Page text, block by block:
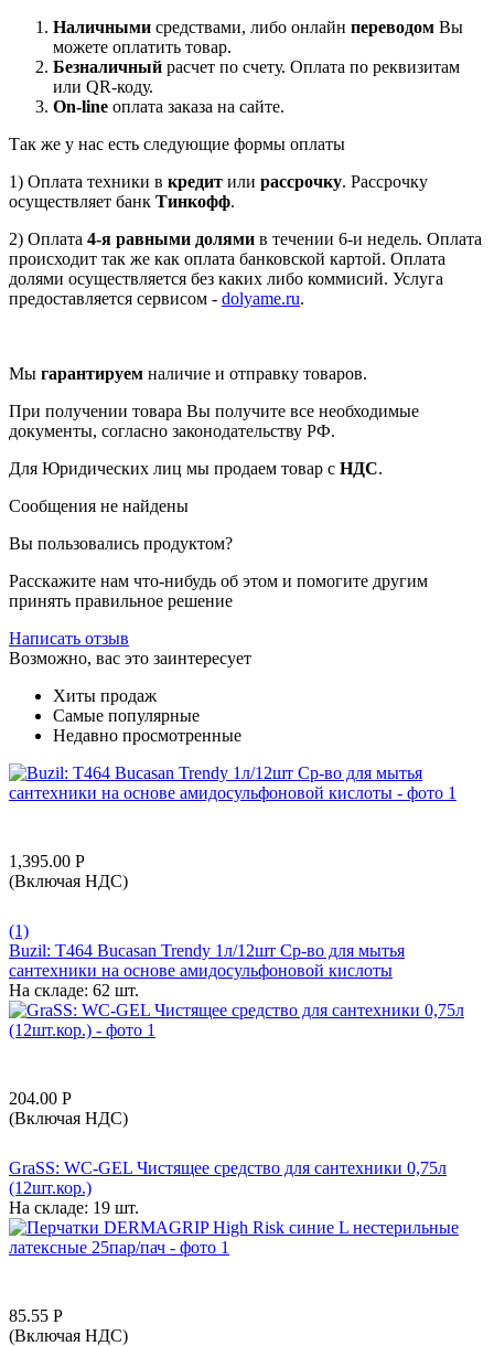
Наличными средствами, либо онлайн переводом Вы
можете оплатить товар.
Безналичный расчет по счету. Оплата по реквизитам
или QR-коду.
On-line оплата заказа на сайте.
Так же у нас есть следующие формы оплаты
1) Оплата техники в кредит или рассрочку. Рассрочку
осуществляет банк Тинкофф.
2) Оплата 4-я равными долями в течении 6-и недель. Оплата
происходит так же как оплата банковской картой. Оплата
долями осуществляется без каких либо коммисий. Услуга
предоставляется сервисом - dolyame.ru.
Мы гарантируем наличие и отправку товаров.
При получении товара Вы получите все необходимые
документы, согласно законодательству РФ.
Для Юридических лиц мы продаем товар с НДС.
Сообщения не найдены
Вы пользовались продуктом?
Расскажите нам что-нибудь об этом и помогите другим
принять правильное решение
Написать отзыв
Возможно, вас это заинтересует
Хиты продаж
Самые популярные
Недавно просмотренные
1,395.00 Р
(Включая НДС)
(1)
Buzil: T464 Bucasan Trendy 1л/12шт Ср-во для мытья
сантехники на основе амидосульфоновой кислоты
На складе: 62 шт.
204.00 Р
(Включая НДС)
GraSS: WC-GEL Чистящее средство для сантехники 0,75л
(12шт.кор.)
На складе: 19 шт.
85.55 Р
(Включая НДС)